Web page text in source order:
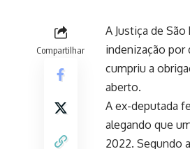
Compartilhar
A Justiça de
indenização por
cumpriu a
aberto.
A ex-deputada
alegando que
2022. Segundo